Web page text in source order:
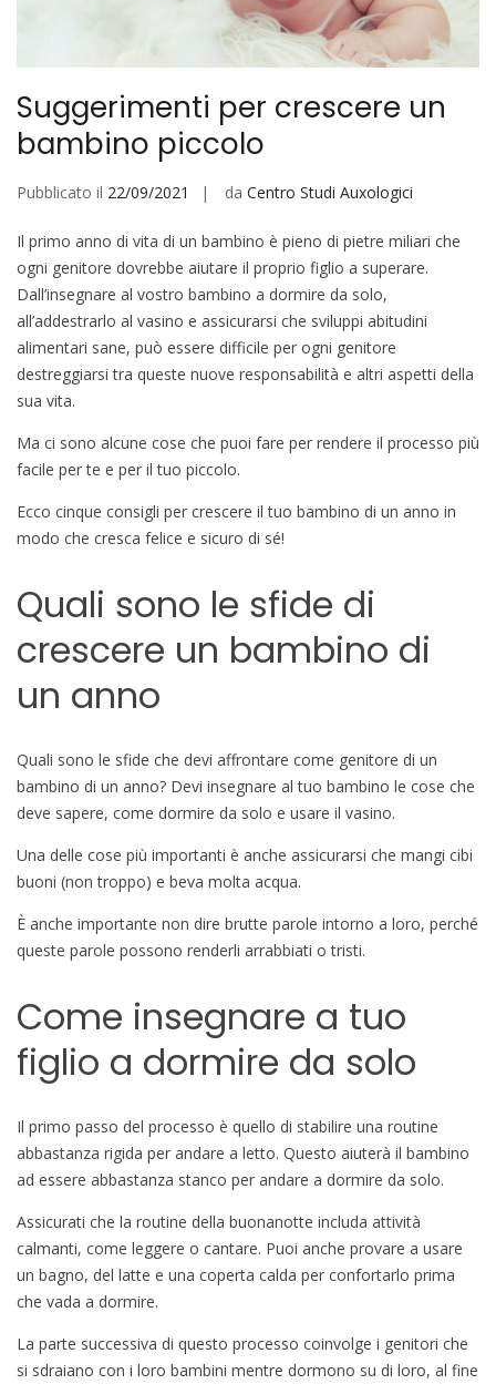
Suggerimenti per crescere un
bambino piccolo
Pubblicato il 22/09/2021 da Centro Studi Auxologici
Il primo anno di vita di un bambino è pieno di pietre miliari che
ogni genitore dovrebbe aiutare il proprio figlio a superare.
Dall’insegnare al vostro bambino a dormire da solo,
all’addestrarlo al vasino e assicurarsi che sviluppi abitudini
alimentari sane, può essere difficile per ogni genitore
destreggiarsi tra queste nuove responsabilità e altri aspetti della
sua vita.
Ma ci sono alcune cose che puoi fare per rendere il processo più
facile per te e per il tuo piccolo.
Ecco cinque consigli per crescere il tuo bambino di un anno in
modo che cresca felice e sicuro di sé!
Quali sono le sfide di
crescere un bambino di
un anno
Quali sono le sfide che devi affrontare come genitore di un
bambino di un anno? Devi insegnare al tuo bambino le cose che
deve sapere, come dormire da solo e usare il vasino.
Una delle cose più importanti è anche assicurarsi che mangi cibi
buoni (non troppo) e beva molta acqua.
È anche importante non dire brutte parole intorno a loro, perché
queste parole possono renderli arrabbiati o tristi.
Come insegnare a tuo
figlio a dormire da solo
Il primo passo del processo è quello di stabilire una routine
abbastanza rigida per andare a letto. Questo aiuterà il bambino
ad essere abbastanza stanco per andare a dormire da solo.
Assicurati che la routine della buonanotte includa attività
calmanti, come leggere o cantare. Puoi anche provare a usare
un bagno, del latte e una coperta calda per confortarlo prima
che vada a dormire.
La parte successiva di questo processo coinvolge i genitori che
si sdraiano con i loro bambini mentre dormono su di loro, al fine